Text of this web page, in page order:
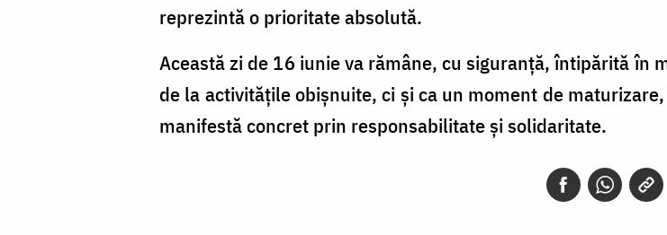
reprezintă o prioritate absolută.
Această zi de 16 iunie va rămâne, cu siguranță, întipărită în
de la activitățile obișnuite, ci și ca un moment de
manifestă concret prin responsabilitate și solidaritate.